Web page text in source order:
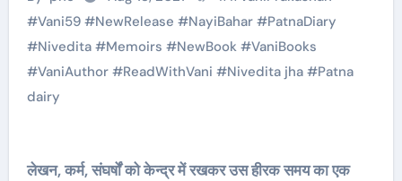
#Vani59 #NewRelease #NayiBahar #PatnaDiary
#Nivedita #Memoirs #NewBook #VaniBooks
#VaniAuthor #ReadWithVani #Nivedita jha#Patna
dairy
लेखन, कर्म, संघर्षों को केन्द्र में रखकर उस हीरक समय का एक